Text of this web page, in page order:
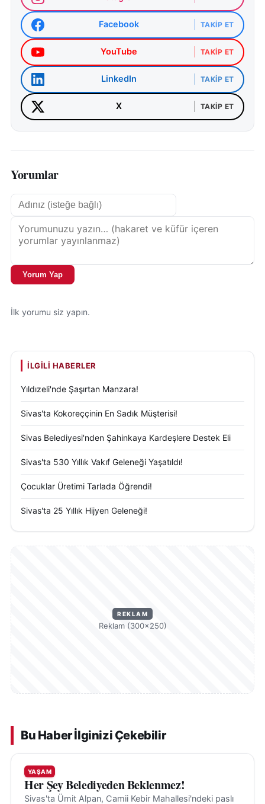
Facebook TAKIP ET
YouTube TAKIP ET
LinkedIn TAKIP ET
X TAKIP ET
Yorumlar
Yorum Yap
İlk yorumu siz yapın.
İLGILI HABERLER
Yıldızeli'nde Şaşırtan Manzara!
Sivas'ta Kokoreççinin En Sadık Müşterisi!
Sivas Belediyesi'nden Şahinkaya Kardeşlere Destek Eli
Sivas'ta 530 Yıllık Vakıf Geleneği Yaşatıldı!
Çocuklar Üretimi Tarlada Öğrendi!
Sivas'ta 25 Yıllık Hijyen Geleneği!
REKLAM
Reklam (300×250)
Bu Haber İlginizi Çekebilir
YAŞAM
Her Şey Belediyeden Beklenmez!
Sivas'ta Ümit Alpan, Camii Kebir Mahallesi'ndeki paslı